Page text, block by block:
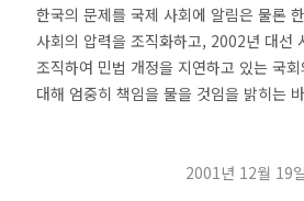
한국의 문제를 국제 사회에 알림은 물론
사회의 압력을 조직화하고, 2002년 대선
조직하여 민법 개정을 지연하고 있는 국
대해 엄중히 책임을 물을 것임을 밝히는
2001년 12월 19일